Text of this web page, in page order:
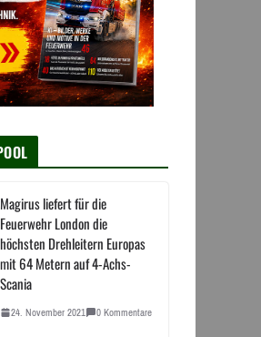
Magirus liefert für die
Feuerwehr London die
höchsten Drehleitern Europas
mit 64 Metern auf 4-Achs-
Scania
24. November 2021 0 Kommentare